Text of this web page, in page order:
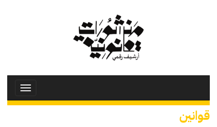
Toggle
قوانين